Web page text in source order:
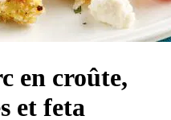
en croûte,
et feta